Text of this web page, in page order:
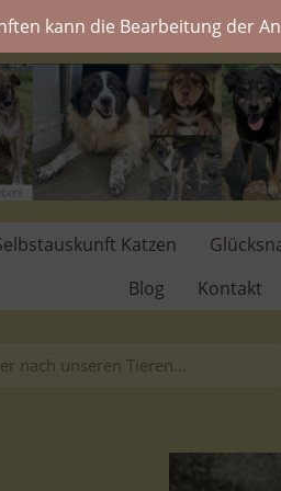
kann die Bearbeitung der
Katzen
Blog
Kontakt